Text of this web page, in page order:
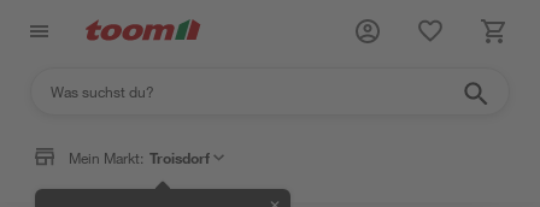
Mein Markt: Troisdorf